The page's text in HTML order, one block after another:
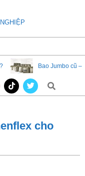
Bao Jumbo cũ –
Search
cho